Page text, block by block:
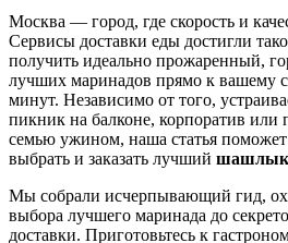
Москва — город, где скорость и
Сервисы доставки еды достигли
получить идеально прожаренный,
лучших маринадов прямо к вашему
минут. Независимо от того,
пикник на балконе, корпоратив или
семью ужином, наша статья поможет
выбрать и заказать лучший шашлык
Мы собрали исчерпывающий гид,
выбора лучшего маринада до
доставки. Приготовьтесь к